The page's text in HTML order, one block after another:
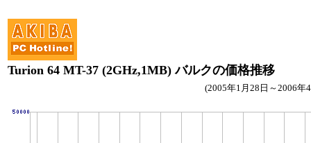
Turion 64 MT-37 (2GHz,1MB) バルクの価格推移
(2005年1月28日～2006年